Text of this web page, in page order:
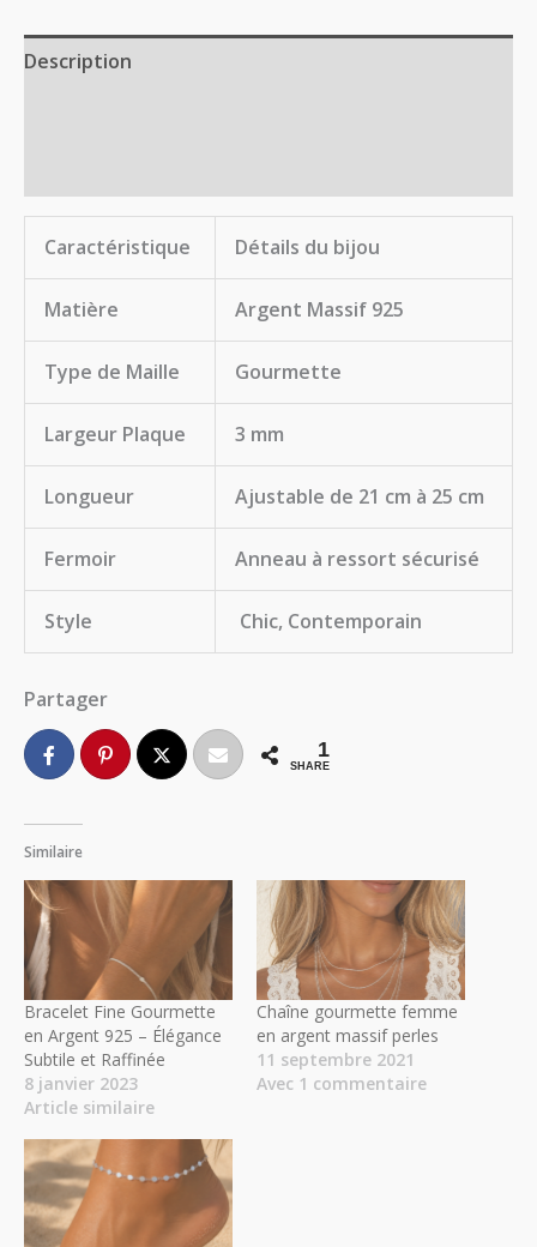
Description
Caractéristique Détails du bijou
Matière Argent Massif 925
Type de Maille Gourmette
Largeur Plaque 3 mm
Longueur Ajustable de 21 cm à 25 cm
Fermoir Anneau à ressort sécurisé
Style Chic, Contemporain
Partager
1
SHARE
Similaire
Bracelet Fine Gourmette
en Argent 925 – Élégance
Subtile et Raffinée
8 janvier 2023
Article similaire
Chaîne gourmette femme
en argent massif perles
11 septembre 2021
Avec 1 commentaire